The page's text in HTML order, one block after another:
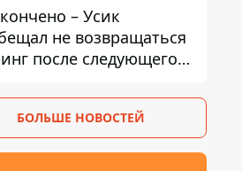
– Усик
не возвращаться
после следующего
БОЛЬШЕ НОВОСТЕЙ